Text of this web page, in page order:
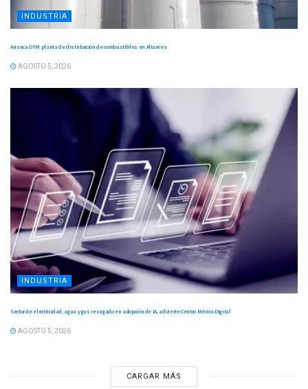
INDUSTRIA
Arranca OTM planta de distribución de combustibles en Altamira
AGOSTO 5, 2026
INDUSTRIA
Sector de electricidad, agua y gas rezagado en adopción de IA, advierte Centro México Digital
AGOSTO 5, 2026
CARGAR MÁS